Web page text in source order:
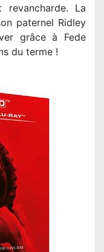
La
paternel Ridley
grâce à Fede
du terme !